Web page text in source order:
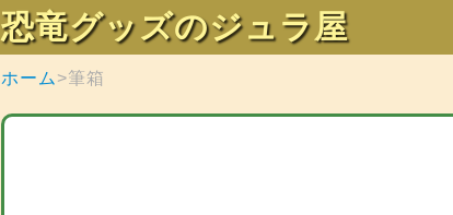
恐竜グッズのジュラ屋
ホーム 筆箱